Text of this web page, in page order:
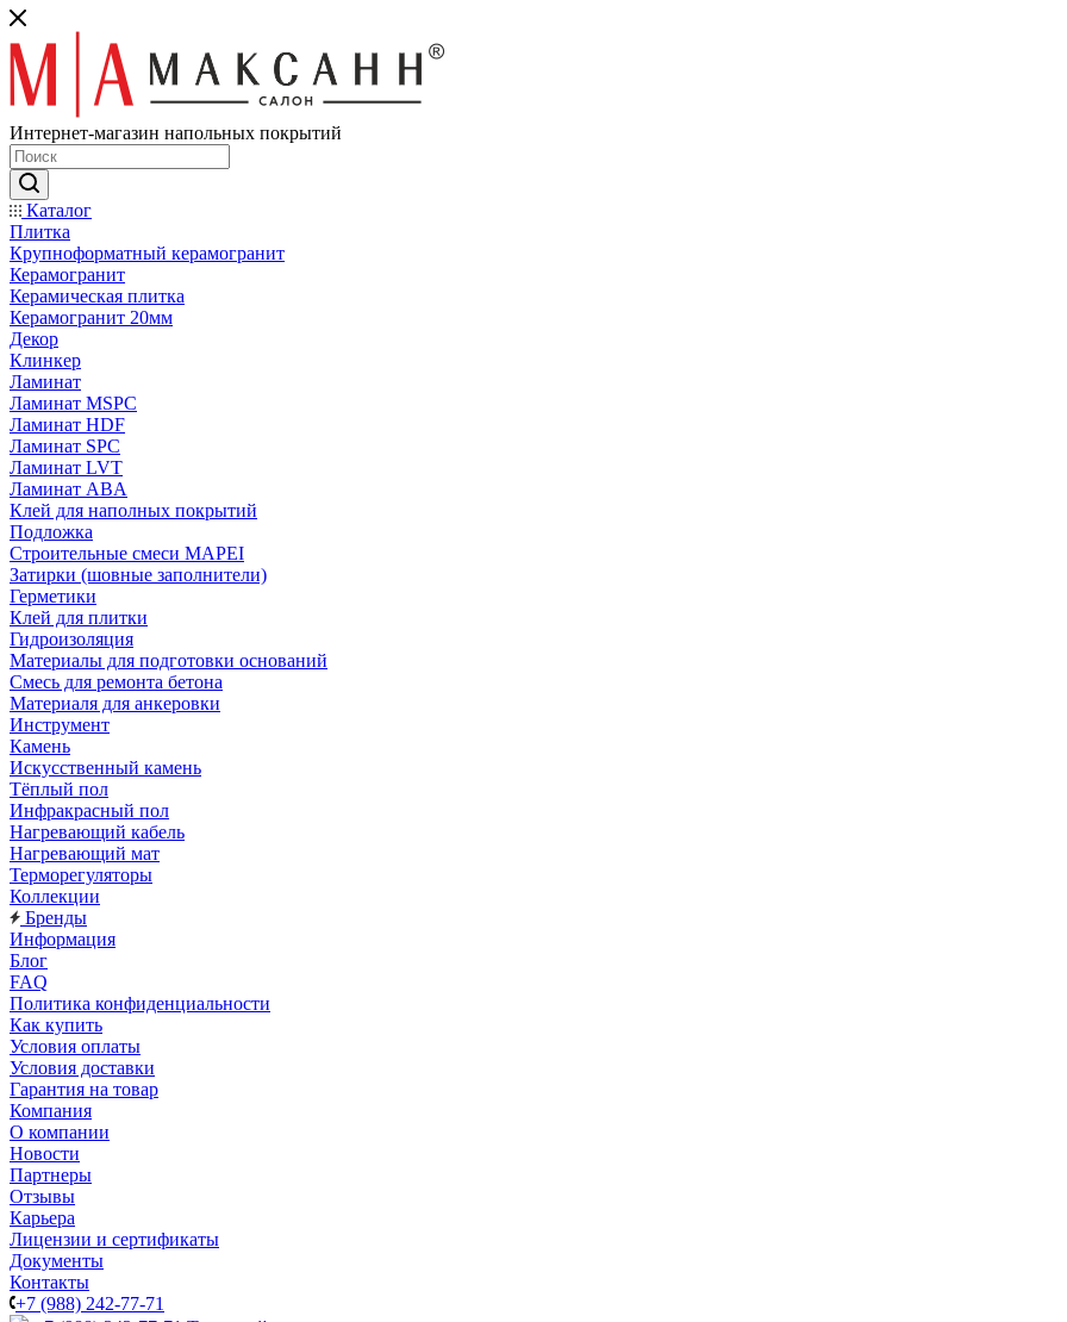
Интернет-магазин напольных покрытий
Каталог
Плитка
Крупноформатный керамогранит
Керамогранит
Керамическая плитка
Керамогранит 20мм
Декор
Клинкер
Ламинат
Ламинат MSPC
Ламинат HDF
Ламинат SPC
Ламинат LVT
Ламинат ABA
Клей для наполных покрытий
Подложка
Строительные смеси MAPEI
Затирки (шовные заполнители)
Герметики
Клей для плитки
Гидроизоляция
Материалы для подготовки оснований
Смесь для ремонта бетона
Материаля для анкеровки
Инструмент
Камень
Искусственный камень
Тёплый пол
Инфракрасный пол
Нагревающий кабель
Нагревающий мат
Терморегуляторы
Коллекции
Бренды
Информация
Блог
FAQ
Политика конфиденциальности
Как купить
Условия оплаты
Условия доставки
Гарантия на товар
Компания
О компании
Новости
Партнеры
Отзывы
Карьера
Лицензии и сертификаты
Документы
Контакты
+7 (988) 242-77-71